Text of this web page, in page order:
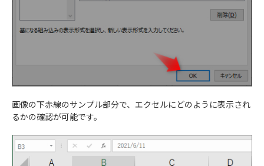
画像の下赤線のサンプル部分で、エクセルにどのように表示され
るかの確認が可能です。